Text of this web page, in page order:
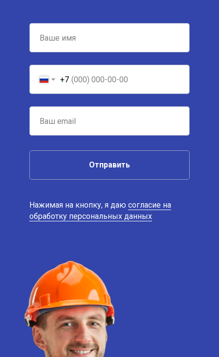
+7
Отправить
Нажимая на кнопку, я даю согласие на
обработку персональных данных